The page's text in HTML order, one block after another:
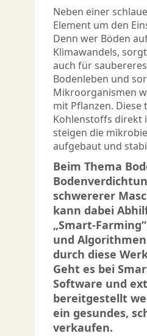
Neben einer
Element um den
Denn wer Böden
Klimawandels,
auch für
Bodenleben und
Mikroorganismen
mit Pflanzen.
Kohlenstoffs direkt
steigen die
aufgebaut und
Beim Thema
schwererer
kann dabei
„Smart-
und
durch diese
Geht es bei
Software und
bereitgestellt
ein gesundes,
verkaufen.